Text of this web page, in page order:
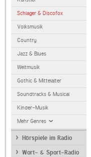
Schlager & Discofox
Volksmusik
Country
Jazz & Blues
Weltmusik
Gothic & Mittelalter
Soundtracks & Musical
Kinder-Musik
Mehr Genres
Hörspiele im Radio
Wort- & Sport-Radio